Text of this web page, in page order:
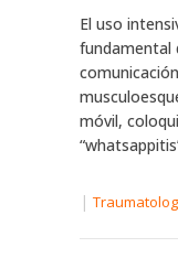
El uso
fundamental
móvil,
|